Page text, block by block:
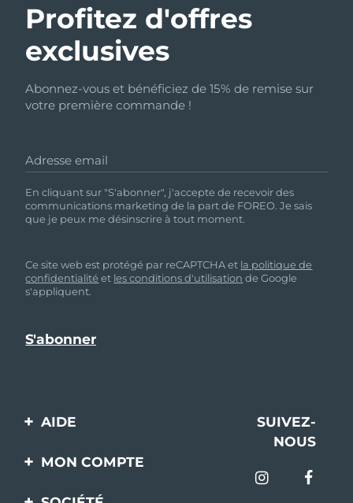
Profitez d'offres
exclusives
Abonnez-vous et bénéficiez de 15% de remise sur
votre première commande !
Adresse email
En cliquant sur "S'abonner", j'accepte de recevoir des
communications marketing de la part de FOREO. Je sais
que je peux me désinscrire à tout moment.
Ce site web est protégé par reCAPTCHA et la politique de
confidentialité et les conditions d'utilisation de Google
s'appliquent.
AIDE
Contactez-nous
SUIVEZ-
NOUS
MON COMPTE
Enregistrement produit